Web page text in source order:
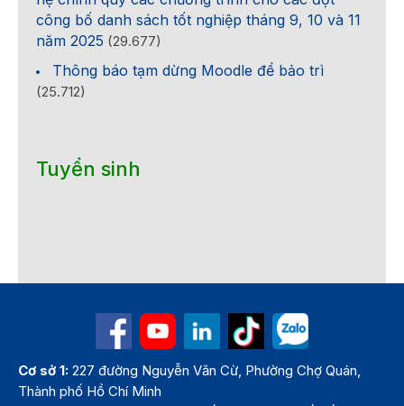
công bố danh sách tốt nghiệp tháng 9, 10 và 11
năm 2025 (29.677)
Thông báo tạm dừng Moodle để bảo trì
(25.712)
Tuyển sinh
Cơ sở 1: 227 đường Nguyễn Văn Cừ, Phường Chợ Quán,
Thành phố Hồ Chí Minh